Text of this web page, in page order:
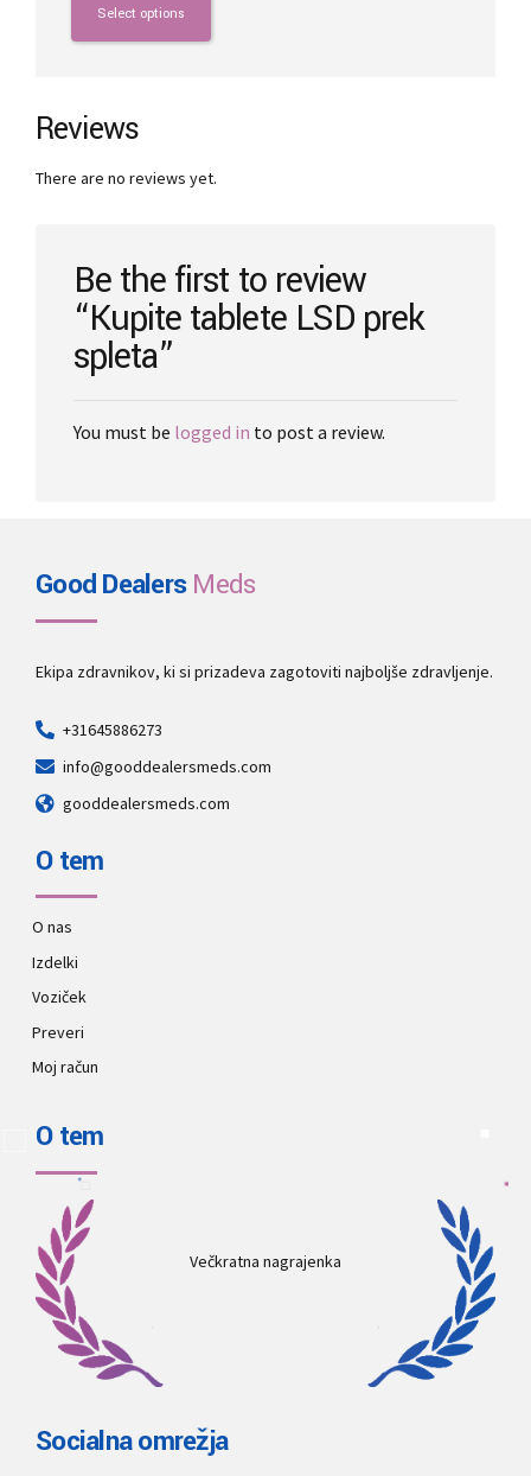
Select options
product
has
The
options
be
the
product
page
Reviews
There are no reviews yet.
Be the first to review
“Kupite tablete LSD prek
spleta”
You must be logged in to post a review.
Good DealersMeds
Ekipa zdravnikov, ki si prizadeva zagotoviti najboljše zdravljenje.
+31645886273
info@gooddealersmeds.com
gooddealersmeds.com
O tem
O nas
Izdelki
Voziček
Preveri
Moj račun
O tem
Večkratna nagrajenka
Socialna omrežja